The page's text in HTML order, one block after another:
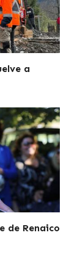
a
de Renaico